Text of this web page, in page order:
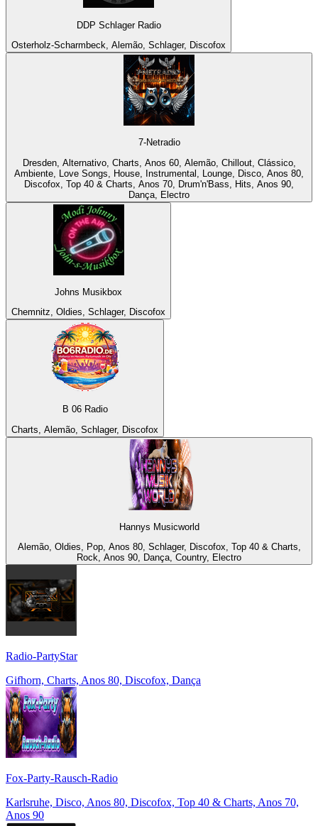
DDP Schlager Radio
Osterholz-Scharmbeck, Alemão, Schlager, Discofox
7-Netradio
Dresden, Alternativo, Charts, Anos 60, Alemão, Chillout, Clássico,
Ambiente, Love Songs, House, Instrumental, Lounge, Disco, Anos 80,
Discofox, Top 40 & Charts, Anos 70, Drum'n'Bass, Hits, Anos 90,
Dança, Electro
Johns Musikbox
Chemnitz, Oldies, Schlager, Discofox
B 06 Radio
Charts, Alemão, Schlager, Discofox
Hannys Musicworld
Alemão, Oldies, Pop, Anos 80, Schlager, Discofox, Top 40 & Charts,
Rock, Anos 90, Dança, Country, Electro
Radio-PartyStar
Gifhorn, Charts, Anos 80, Discofox, Dança
Fox-Party-Rausch-Radio
Karlsruhe, Disco, Anos 80, Discofox, Top 40 & Charts, Anos 70,
Anos 90